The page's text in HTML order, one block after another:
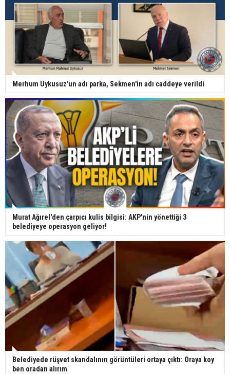
Merhum Uykusuz'un adı parka, Sekmen'in adı caddeye verildi
Murat Ağırel'den çarpıcı kulis bilgisi: AKP'nin yönettiği 3
belediyeye operasyon geliyor!
Belediyede rüşvet skandalının görüntüleri ortaya çıktı: Oraya koy
ben oradan alırım